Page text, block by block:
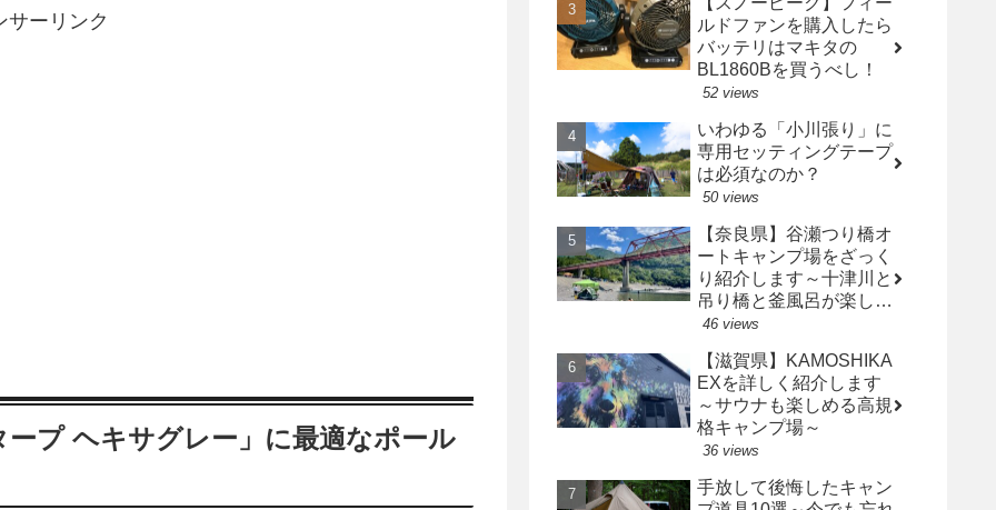
サーリンク
プ ヘキサグレー」に最適なポール
ルドファンを購入したら
バッテリはマキタの
BL1860Bを買うべし！
52 views
いわゆる「小川張り」に
専用セッティングテープ
は必須なのか？
50 views
【奈良県】谷瀬つり橋オ
ートキャンプ場をざっく
り紹介します～十津川と
吊り橋と釜風呂が楽しめ
るキャンプ場～
46 views
【滋賀県】KAMOSHIKA
EXを詳しく紹介します
～サウナも楽しめる高規
格キャンプ場～
36 views
手放して後悔したキャン